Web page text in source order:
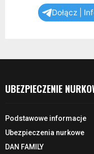
Dołącz |
UBEZPIECZENIE
Podstawowe informacje
Ubezpieczenia nurkowe
DAN FAMILY